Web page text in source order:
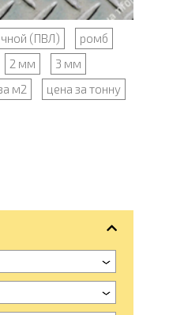
(ПВЛ)
ромб
2 мм
3 мм
м2 цена за тонну